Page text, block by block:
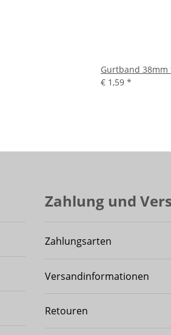
Gurtband 38mm
€ 1,59 *
Zahlung und
Zahlungsarten
Versandinformationen
Retouren